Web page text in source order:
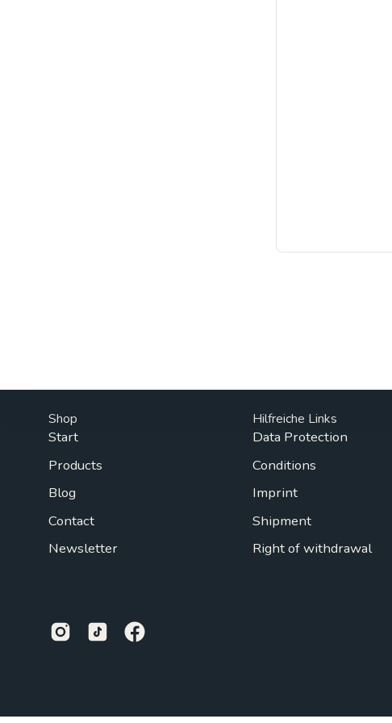
Shop
Start
Products
Blog
Contact
Newsletter
Hilfreiche Links
Data Protection
Conditions
Imprint
Shipment
Right of withdrawal